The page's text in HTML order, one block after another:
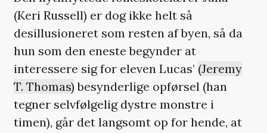
(Keri Russell) er dog ikke helt så
desillusioneret som resten af byen, så da
hun som den eneste begynder at
interessere sig for eleven Lucas’ (Jeremy
T. Thomas) besynderlige opførsel (han
tegner selvfølgelig dystre monstre i
timen), går det langsomt op for hende, at